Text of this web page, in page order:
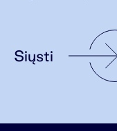
Siųsti